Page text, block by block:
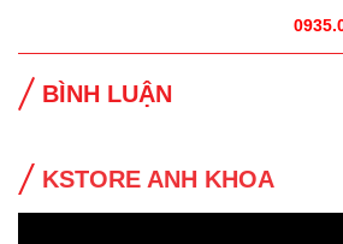
BÌNH LUẬN
KSTORE ANH KHOA